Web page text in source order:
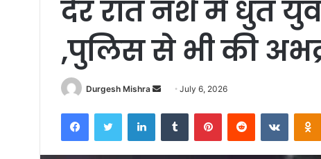
देर रात नशे मे धुत
,पुलिस से भी की
Durgesh Mishra
Send
email
July 6, 2026
FacebookTwitter LinkedInTumblr PinterestReddit